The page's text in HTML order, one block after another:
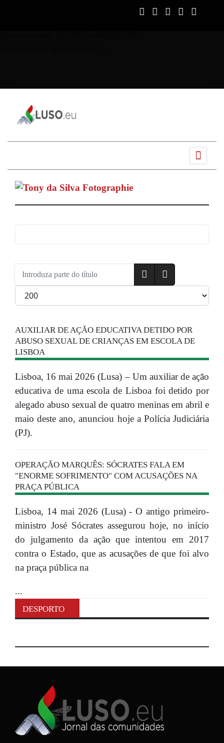
Introduza parte do título
Qtd. a exibir
AUXILIAR DE AÇÃO EDUCATIVA DETIDO POR
ABUSO SEXUAL DE CRIANÇAS EM ESCOLA DE
LISBOA
Lisboa, 16 mai 2026 (Lusa) – Um auxiliar de ação
educativa de uma escola de Lisboa foi detido por
alegado abuso sexual de quatro meninas em abril e
maio deste ano, anunciou hoje a Polícia Judiciária
(PJ).
OPERAÇÃO MARQUÊS: SÓCRATES FALA EM
"ENORME SOFRIMENTO" COM ACUSAÇÕES NA
PRAÇA PÚBLICA
Lisboa, 14 mai 2026 (Lusa) - O antigo primeiro-
ministro José Sócrates assegurou hoje, no início
do julgamento da ação que intentou em 2017
contra o Estado, que as acusações de que foi alvo
na praça pública na
...
DESPORTO